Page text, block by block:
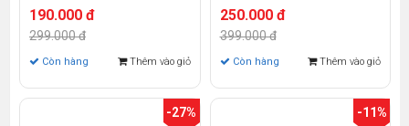
190.000 đ
299.000 đ
Còn hàng Thêm vào giỏ
250.000 đ
399.000 đ
Còn hàng Thêm vào giỏ
-27% -11%